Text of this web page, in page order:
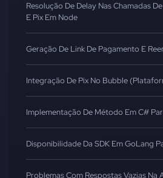
Resolução De Delay Nas Chamadas
E Pix Em Node
Geração De Link De Pagamento E
Integração De Pix No Bubble
Implementação De Método Em C#
Disponibilidade Da SDK Em GoLang
Problemas Com Respostas Vazias Na